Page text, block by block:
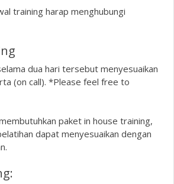
training harap menghubungi
dua hari tersebut menyesuaikan
(on call). *Please feel free to
paket in house training,
dapat menyesuaikan dengan